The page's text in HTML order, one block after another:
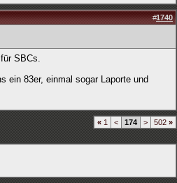
#1740
SBCs.
ein 83er, einmal sogar Laporte und
« 1 < 174 > 502 »